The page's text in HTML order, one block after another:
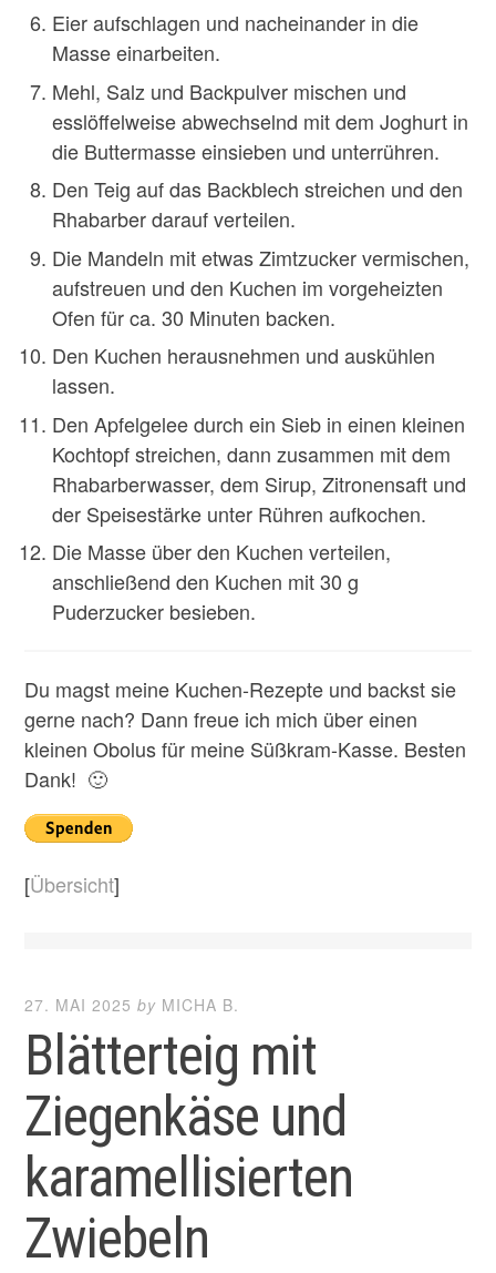
Eier aufschlagen und nacheinander in die
Masse einarbeiten.
Mehl, Salz und Backpulver mischen und
esslöffelweise abwechselnd mit dem Joghurt in
die Buttermasse einsieben und unterrühren.
Den Teig auf das Backblech streichen und den
Rhabarber darauf verteilen.
Die Mandeln mit etwas Zimtzucker vermischen,
aufstreuen und den Kuchen im vorgeheizten
Ofen für ca. 30 Minuten backen.
Den Kuchen herausnehmen und auskühlen
lassen.
Den Apfelgelee durch ein Sieb in einen kleinen
Kochtopf streichen, dann zusammen mit dem
Rhabarberwasser, dem Sirup, Zitronensaft und
der Speisestärke unter Rühren aufkochen.
Die Masse über den Kuchen verteilen,
anschließend den Kuchen mit 30 g
Puderzucker besieben.
Du magst meine Kuchen-Rezepte und backst sie
gerne nach? Dann freue ich mich über einen
kleinen Obolus für meine Süßkram-Kasse. Besten
Dank! 🙂
[Übersicht]
27. MAI 2025 by MICHA B.
Blätterteig mit
Ziegenkäse und
karamellisierten
Zwiebeln